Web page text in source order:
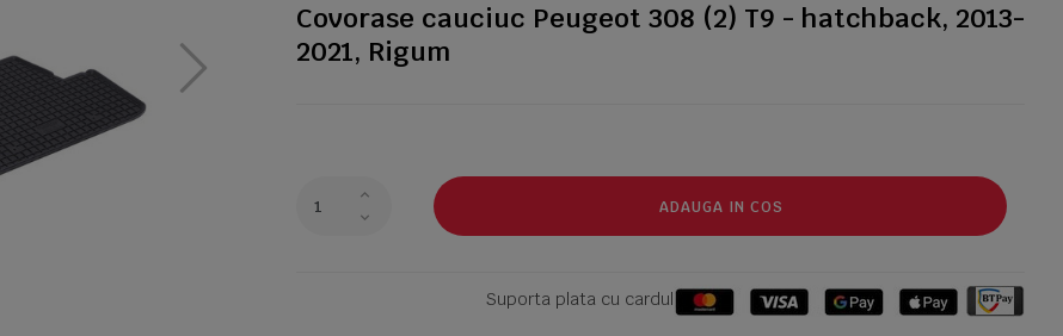
Covorase cauciuc Peugeot 308 (2) T9 - hatchback, 2013-
2021, Rigum
ADAUGA IN COS
Suporta plata cu cardul